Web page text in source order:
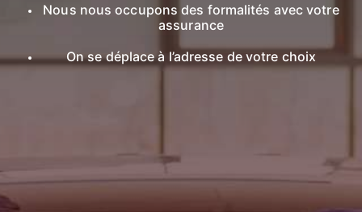
Nous nous occupons des formalités avec votre
assurance
On se déplace à l’adresse de votre choix